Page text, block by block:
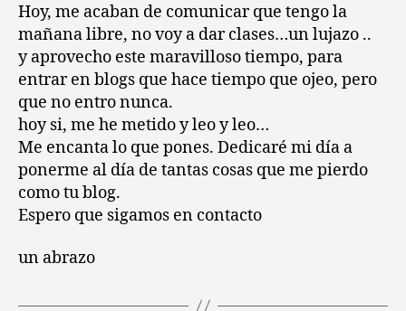
Hoy, me acaban de comunicar que tengo la
mañana libre, no voy a dar clases…un lujazo ..
y aprovecho este maravilloso tiempo, para
entrar en blogs que hace tiempo que ojeo, pero
que no entro nunca.
hoy si, me he metido y leo y leo…
Me encanta lo que pones. Dedicaré mi día a
ponerme al día de tantas cosas que me pierdo
como tu blog.
Espero que sigamos en contacto
un abrazo